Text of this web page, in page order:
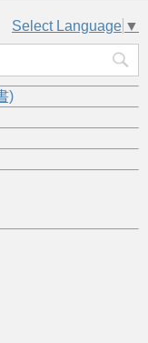
Select Language ▼
)